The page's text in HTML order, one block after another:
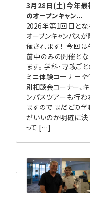
3月28日(土)今年最
のオープンキャン...
2026年第1回目とな
オープンキャンパスが
催されます！ 今回は
前中のみの開催とな
ます。 学科・専攻ごと
ミニ体験コーナーや
別相談会コーナー、キ
ンパスツアーも行わ
ますので まだどの学
がいいのか明確に決
って […]